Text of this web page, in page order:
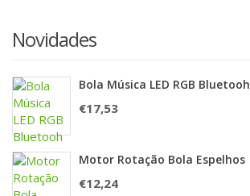
Novidades
Bola Música LED RGB Bluetooh
€17,53
Motor Rotação Bola Espelhos
€12,24